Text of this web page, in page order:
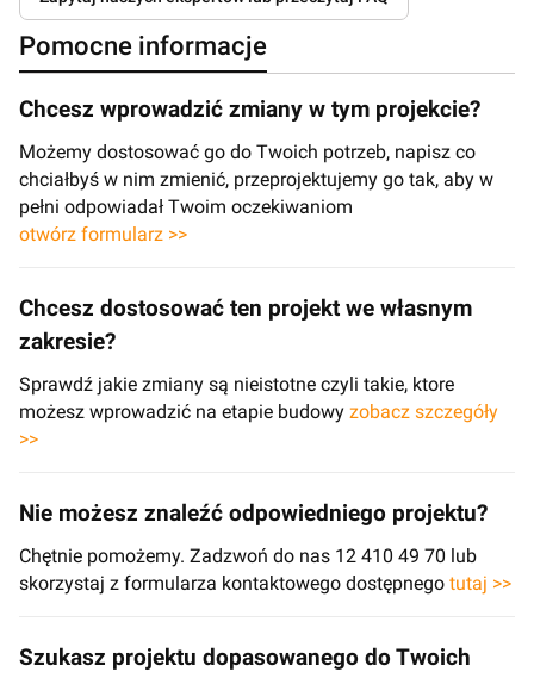
Pomocne informacje
Chcesz wprowadzić zmiany w tym projekcie?
Możemy dostosować go do Twoich potrzeb, napisz co
chciałbyś w nim zmienić, przeprojektujemy go tak, aby w
pełni odpowiadał Twoim oczekiwaniom
otwórz formularz >>
Chcesz dostosować ten projekt we własnym
zakresie?
Sprawdź jakie zmiany są nieistotne czyli takie, ktore
możesz wprowadzić na etapie budowy zobacz szczegóły
>>
Nie możesz znaleźć odpowiedniego projektu?
Chętnie pomożemy. Zadzwoń do nas 12 410 49 70 lub
skorzystaj z formularza kontaktowego dostępnego tutaj >>
Szukasz projektu dopasowanego do Twoich